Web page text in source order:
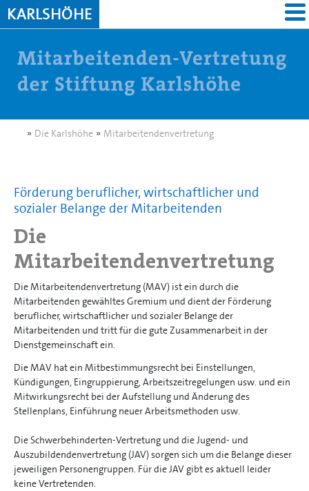
KARLSHÖHE
» Die Karlshöhe » Mitarbeitendenvertretung
Förderung beruflicher, wirtschaftlicher und
sozialer Belange der Mitarbeitenden
Die
Mitarbeitendenvertretung
Die Mitarbeitendenvertretung (MAV) ist ein durch die
Mitarbeitenden gewähltes Gremium und dient der Förderung
beruflicher, wirtschaftlicher und sozialer Belange der
Mitarbeitenden und tritt für die gute Zusammenarbeit in der
Dienstgemeinschaft ein.
Die MAV hat ein Mitbestimmungsrecht bei Einstellungen,
Kündigungen, Eingruppierung, Arbeitszeitregelungen usw. und ein
Mitwirkungsrecht bei der Aufstellung und Änderung des
Stellenplans, Einführung neuer Arbeitsmethoden usw.
Die Schwerbehinderten-Vertretung und die Jugend- und
Auszubildendenvertretung (JAV) sorgen sich um die Belange dieser
jeweiligen Personengruppen. Für die JAV gibt es aktuell leider
keine Vertretenden.